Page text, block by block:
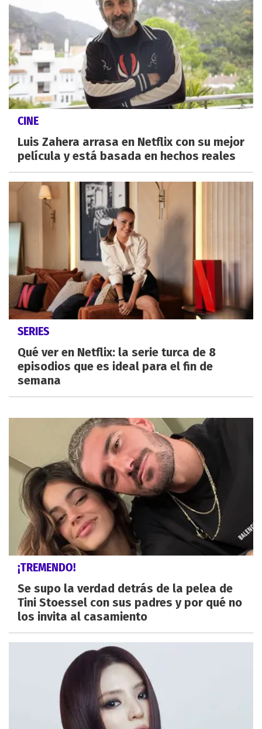
CINE
Luis Zahera arrasa en Netflix con su mejor
película y está basada en hechos reales
SERIES
Qué ver en Netflix: la serie turca de 8
episodios que es ideal para el fin de
semana
¡TREMENDO!
Se supo la verdad detrás de la pelea de
Tini Stoessel con sus padres y por qué no
los invita al casamiento